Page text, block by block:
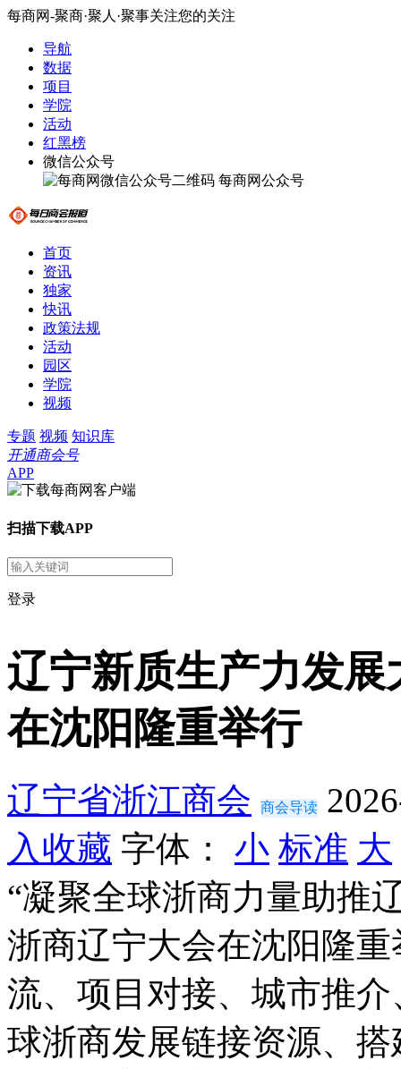
每商网-聚商·聚人·聚事关注您的关注
导航
数据
项目
学院
活动
红黑榜
微信公众号
每商网公众号
首页
资讯
独家
快讯
政策法规
活动
园区
学院
视频
专题 视频 知识库
开通商会号
APP
扫描下载APP
登录
辽宁新质生产力发
在沈阳隆重举行
辽宁省浙江商会 商会导读
入收藏 字体： 小 标准 大
“凝聚全球浙商力量助推
浙商辽宁大会在沈阳隆
流、项目对接、城市推
球浙商发展链接资源、